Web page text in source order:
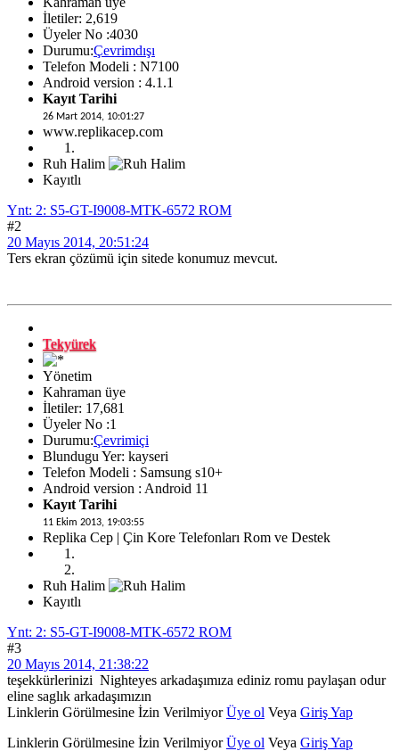
İletiler: 2,619
Üyeler No :4030
Durumu:Çevrimdışı
Telefon Modeli : N7100
Android version : 4.1.1
Kayıt Tarihi
26 Mart 2014, 10:01:27
www.replikacep.com
Ruh Halim
Kayıtlı
Ynt: 2: S5-GT-I9008-MTK-6572 ROM
#2
20 Mayıs 2014, 20:51:24
Ters ekran çözümü için sitede konumuz mevcut.
Tekyürek
Yönetim
Kahraman üye
İletiler: 17,681
Üyeler No :1
Durumu:Çevrimiçi
Blundugu Yer: kayseri
Telefon Modeli : Samsung s10+
Android version : Android 11
Kayıt Tarihi
11 Ekim 2013, 19:03:55
Replika Cep | Çin Kore Telefonları Rom ve Destek
Ruh Halim
Kayıtlı
Ynt: 2: S5-GT-I9008-MTK-6572 ROM
#3
20 Mayıs 2014, 21:38:22
teşekkürlerinizi Nighteyes arkadaşımıza ediniz romu paylaşan odur
eline saglık arkadaşımızın
Linklerin Görülmesine İzin VerilmiyorÜye ol Veya Giriş Yap
Linklerin Görülmesine İzin VerilmiyorÜye ol Veya Giriş Yap